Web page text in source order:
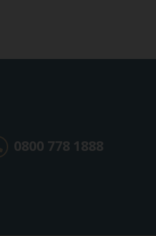
0800 778 1888